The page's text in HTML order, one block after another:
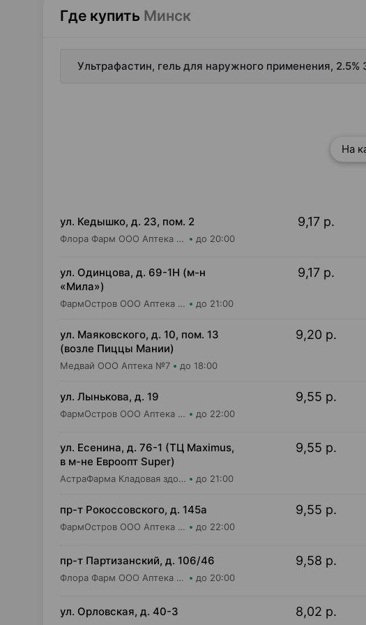
Где купить Минск
Ультрафастин, гель для наружного применения,
На
ул. Кедышко, д. 23, пом. 2
Флора Фарм ООО Аптека №21 до 20:00
9,17 р.
ул. Одинцова, д. 69-1Н (м-н
«Мила»)
ФармОстров ООО Аптека №16 на Одинцова до 21:00
9,17 р.
ул. Маяковского, д. 10, пом. 13
(возле Пиццы Мании)
Медвай ООО Аптека №7 до 18:00
9,20 р.
ул. Лынькова, д. 19
ФармОстров ООО Аптека №7 на Лынькова до 22:00
9,55 р.
ул. Есенина, д. 76-1 (ТЦ Maximus,
в м-не Евроопт Super)
АстраФарма Кладовая здоровья ООО Аптека №9 до 21:00
9,55 р.
пр-т Рокоссовского, д. 145а
ФармОстров ООО Аптека №9 на Рокоссовского до 22:00
9,55 р.
пр-т Партизанский, д. 106/46
Флора Фарм ООО Аптека №20 до 20:00
9,58 р.
ул. Орловская, д. 40-3 8,02 р.